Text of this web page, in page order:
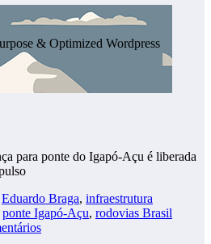
& Optimized Wordpress
para ponte do Igapó-Açu é liberada
Eduardo Braga, infraestrutura
ponte Igapó-Açu, rodovias Brasil